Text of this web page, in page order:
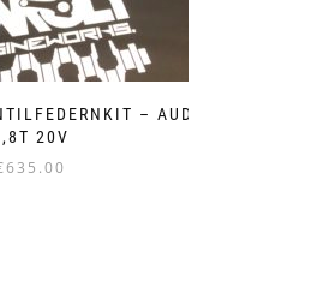
– AUDI
20V
635.00